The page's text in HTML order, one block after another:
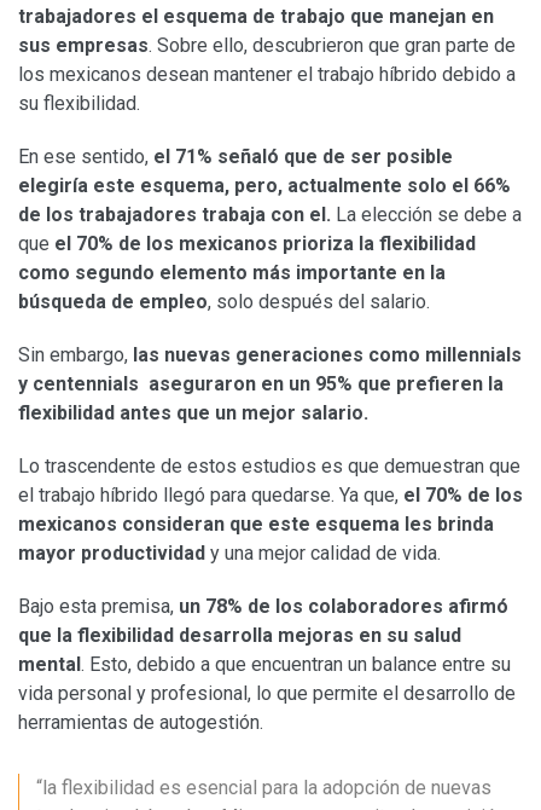
trabajadores el esquema de trabajo que manejan en
sus empresas. Sobre ello, descubrieron que gran parte de
los mexicanos desean mantener el trabajo híbrido debido a
su flexibilidad.
En ese sentido, el 71% señaló que de ser posible
elegiría este esquema, pero, actualmente solo el 66%
de los trabajadores trabaja con el. La elección se debe a
que el 70% de los mexicanos prioriza la flexibilidad
como segundo elemento más importante en la
búsqueda de empleo, solo después del salario.
Sin embargo, las nuevas generaciones como millennials
y centennials aseguraron en un 95% que prefieren la
flexibilidad antes que un mejor salario.
Lo trascendente de estos estudios es que demuestran que
el trabajo híbrido llegó para quedarse. Ya que, el 70% de los
mexicanos consideran que este esquema les brinda
mayor productividad y una mejor calidad de vida.
Bajo esta premisa, un 78% de los colaboradores afirmó
que la flexibilidad desarrolla mejoras en su salud
mental. Esto, debido a que encuentran un balance entre su
vida personal y profesional, lo que permite el desarrollo de
herramientas de autogestión.
“la flexibilidad es esencial para la adopción de nuevas